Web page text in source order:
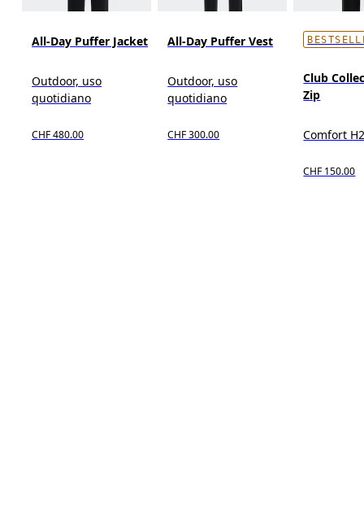
All-Day Puffer Jacket
Outdoor, uso
quotidiano
CHF 480.00
All-Day Puffer Vest
Outdoor, uso
quotidiano
CHF 300.00
Club
Zip
Comfort
CHF 150.00